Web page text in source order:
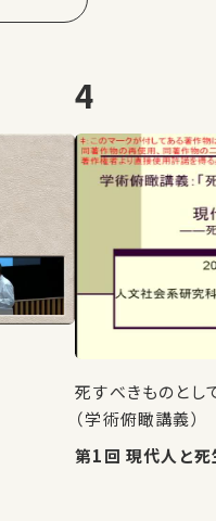
4
死すべきものと
（学術俯瞰講義）
第1回 現代人